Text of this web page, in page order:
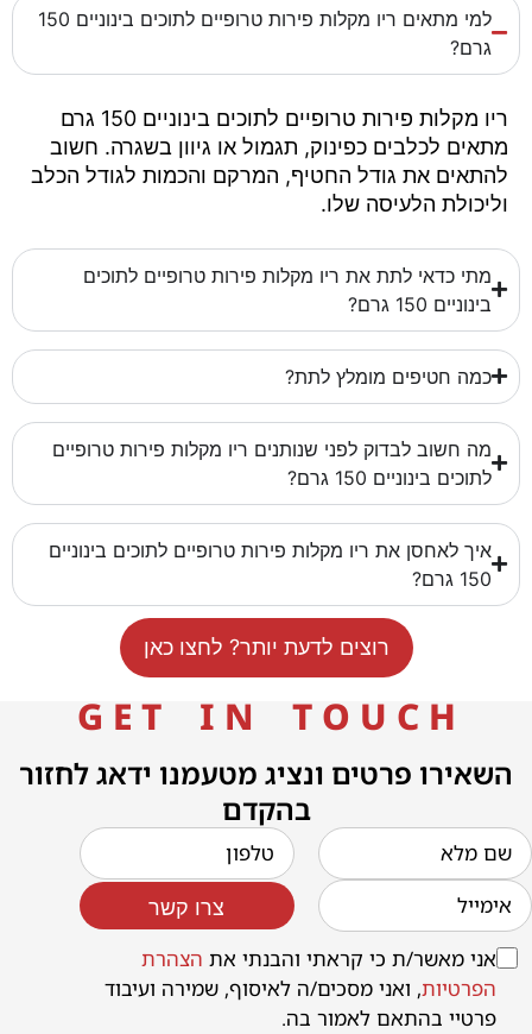
למי מתאים ריו מקלות פירות טרופיים לתוכים בינוניים 150
גרם?
ריו מקלות פירות טרופיים לתוכים בינוניים 150 גרם
מתאים לכלבים כפינוק, תגמול או גיוון בשגרה. חשוב
להתאים את גודל החטיף, המרקם והכמות לגודל הכלב
וליכולת הלעיסה שלו.
מתי כדאי לתת את ריו מקלות פירות טרופיים לתוכים
בינוניים 150 גרם?
כמה חטיפים מומלץ לתת?
מה חשוב לבדוק לפני שנותנים ריו מקלות פירות טרופיים
לתוכים בינוניים 150 גרם?
איך לאחסן את ריו מקלות פירות טרופיים לתוכים בינוניים
150 גרם?
רוצים לדעת יותר? לחצו כאן
G E T I N T O U C H
השאירו פרטים ונציג מטעמנו ידאג לחזור
בהקדם
אני מאשר/ת כי קראתי והבנתי את הצהרת
הפרטיות, ואני מסכים/ה לאיסוף, שמירה ועיבוד
פרטיי בהתאם לאמור בה.
צרו קשר